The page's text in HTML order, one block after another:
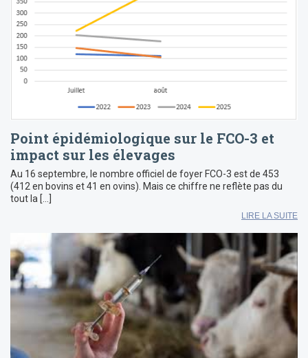
Point épidémiologique sur le FCO-3 et
impact sur les élevages
Au 16 septembre, le nombre officiel de foyer FCO-3 est de 453
(412 en bovins et 41 en ovins). Mais ce chiffre ne reflète pas du
tout la […]
LIRE LA SUITE